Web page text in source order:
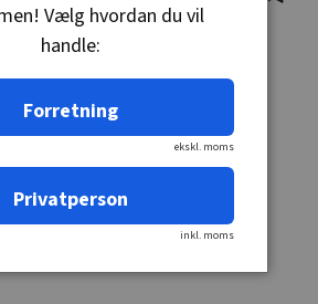
Vælg hvordan du vil
handle:
Forretning
ekskl. moms
Privatperson
inkl. moms